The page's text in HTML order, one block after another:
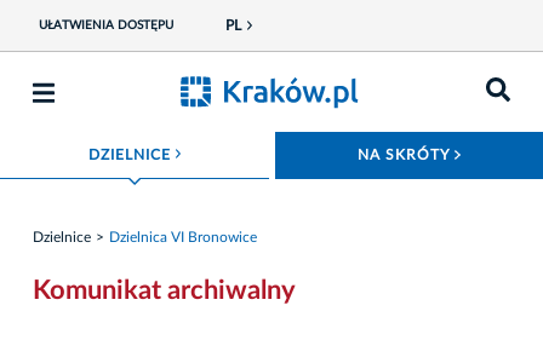
UŁATWIENIA DOSTĘPU PL
DZIELNICE ROZWIŃ MENU NA SKRÓTY
Dzielnice Dzielnica VI Bronowice
Komunikat archiwalny